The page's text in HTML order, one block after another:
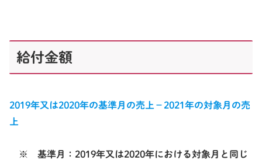
給付金額
2019年又は2020年の基準月の売上－2021年の対象月の売
上
※ 基準月：2019年又は2020年における対象月と同じ